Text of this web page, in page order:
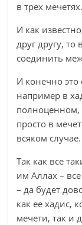
в трех мечетях.
И как
друг другу, то
соединить
И конечно это
например в
полноценном,
просто в
всяком случае.
Так как все
им Аллах –
– да будет
как ее хадис,
мечети, так и